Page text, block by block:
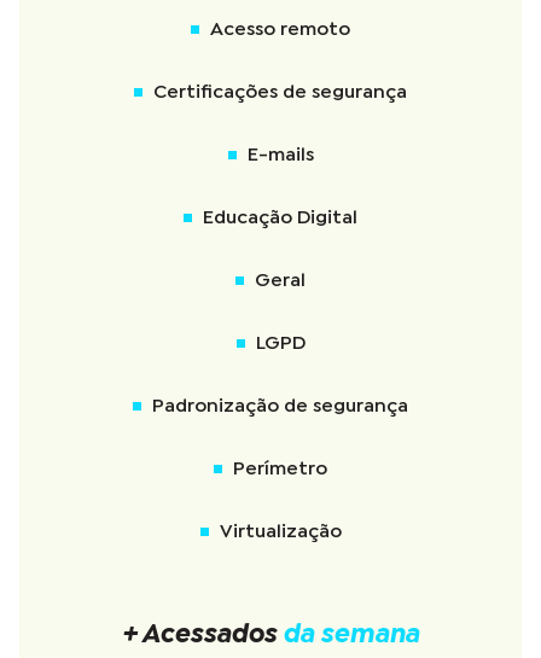
Acesso remoto
Certificações de segurança
E-mails
Educação Digital
Geral
LGPD
Padronização de segurança
Perímetro
Virtualização
+ Acessados da semana